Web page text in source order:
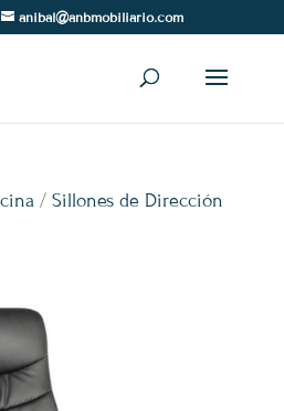
anibal@anbmobiliario.com
/ Sillones de Dirección